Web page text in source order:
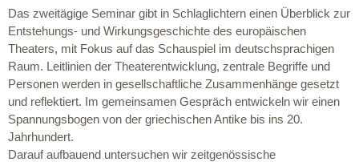
Das zweitägige Seminar gibt in Schlaglichtern einen Überblick zur
Entstehungs- und Wirkungsgeschichte des europäischen
Theaters, mit Fokus auf das Schauspiel im deutschsprachigen
Raum. Leitlinien der Theaterentwicklung, zentrale Begriffe und
Personen werden in gesellschaftliche Zusammenhänge gesetzt
und reflektiert. Im gemeinsamen Gespräch entwickeln wir einen
Spannungsbogen von der griechischen Antike bis ins 20.
Jahrhundert.
Darauf aufbauend untersuchen wir zeitgenössische